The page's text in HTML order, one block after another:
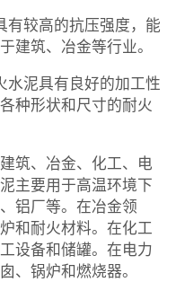
较高的抗压强度，能
建筑、冶金等行业。
泥具有良好的加工性
种形状和尺寸的耐火
、冶金、化工、电
主要用于高温环境下
铝厂等。在冶金领
和耐火材料。在化工
设备和储罐。在电力
、锅炉和燃烧器。